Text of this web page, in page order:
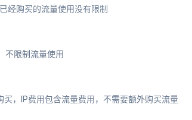
经购买的流量使用没有限制
不限制流量使用
，IP费用包含流量费用，不需要额外购买流量